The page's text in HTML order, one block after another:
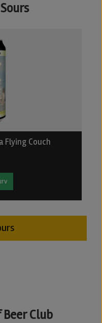
Flying Couch
Club